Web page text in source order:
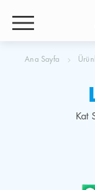
Ana Sayfa
Kat